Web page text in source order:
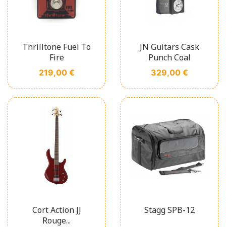
Thrilltone Fuel To
Fire
Prix
219,00 €
JN Guitars Cask
Punch Coal
Prix
329,00 €
Cort Action JJ
Rouge...
Stagg SPB-12